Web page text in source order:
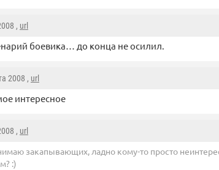
, url
боевика… до конца не осилил.
2008 , url
интересное
, url
закапывающих, ладно кому-то просто
:)